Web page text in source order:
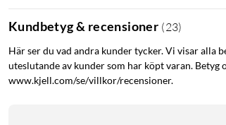
Kundbetyg & recensioner (23)
Här ser du vad andra kunder tycker. Vi visar alla
uteslutande av kunder som har köpt varan.
www.kjell.com/se/villkor/recensioner.